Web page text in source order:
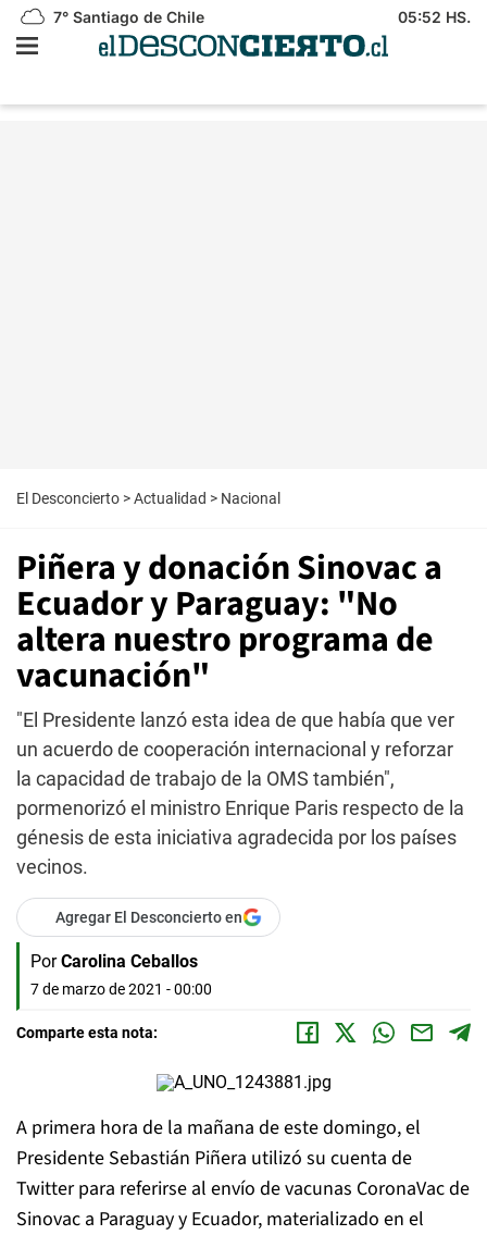
7° Santiago de Chile 05:52 HS.
El Desconcierto >Actualidad > Nacional
Piñera y donación Sinovac a
Ecuador y Paraguay: "No
altera nuestro programa de
vacunación"
"El Presidente lanzó esta idea de que había que ver
un acuerdo de cooperación internacional y reforzar
la capacidad de trabajo de la OMS también",
pormenorizó el ministro Enrique Paris respecto de la
génesis de esta iniciativa agradecida por los países
vecinos.
Agregar El Desconcierto en
Por Carolina Ceballos
7 de marzo de 2021 - 00:00
Comparte esta nota:
A primera hora de la mañana de este domingo, el
Presidente Sebastián Piñera utilizó su cuenta de
Twitter para referirse al envío de vacunas CoronaVac de
Sinovac a Paraguay y Ecuador, materializado en el